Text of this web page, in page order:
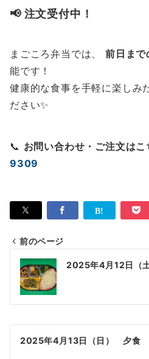
📢 注文受付中！
まごころ弁当では、 前日まで
能です！
健康的な食事を手軽に楽しみ
ださい✨
📞 お問い合わせ・ご注文はこ
9309
投
稿
ナ
ビ
ゲ
前のページ
2025年4月12日（
2025年4月13日（日） 夕食